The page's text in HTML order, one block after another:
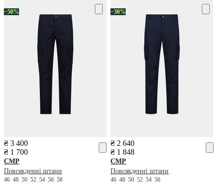
−50%
₴ 3 400
₴ 1 700
CMP
Повсякденні штани
46 48 50 52 54 56 58
−30%
₴ 2 640
₴ 1 848
CMP
Повсякденні штани
464850525456